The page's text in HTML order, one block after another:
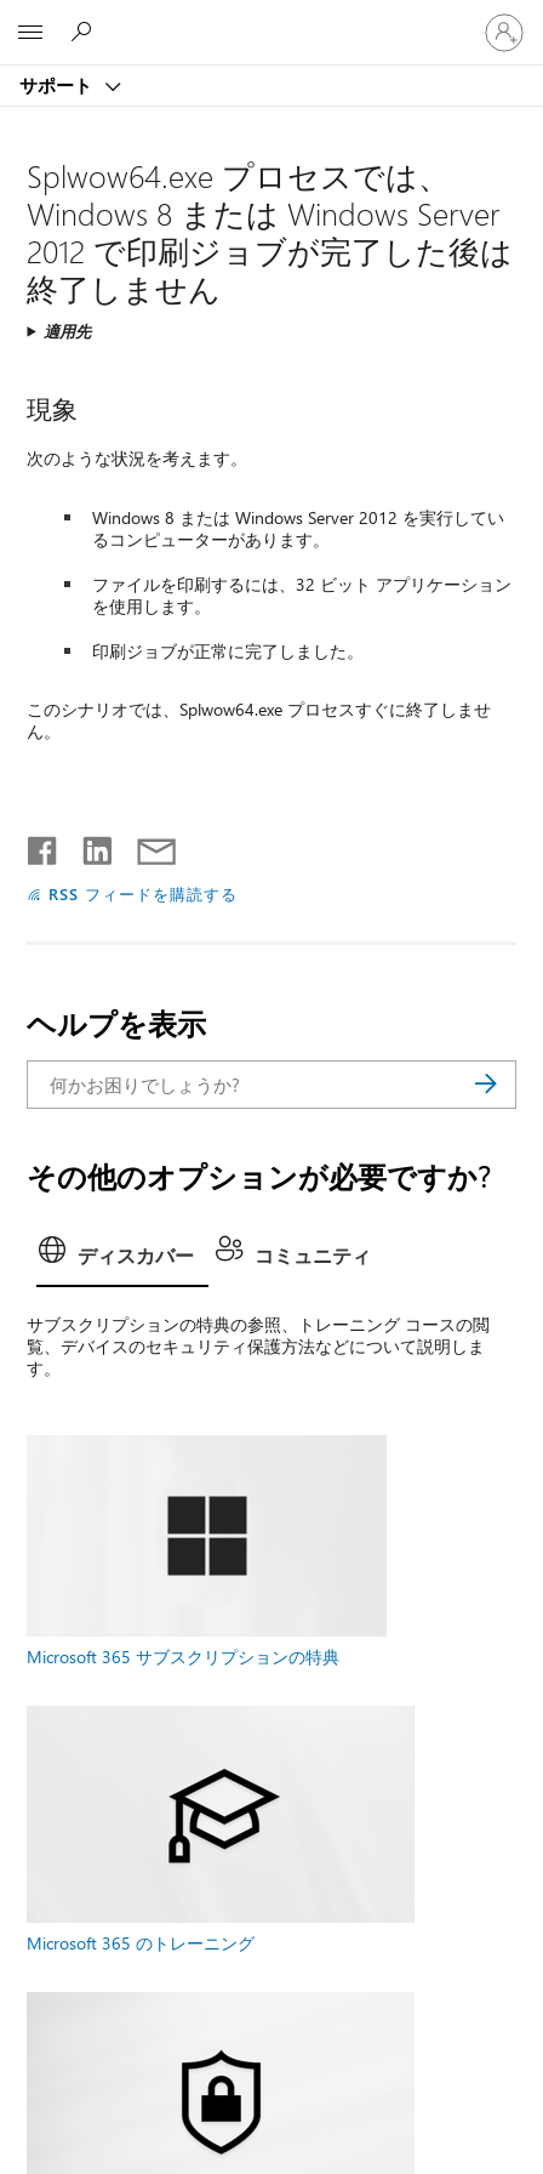
サポート
ア
カ
ウ
ン
イ
ン
Splwow64.exe プロセスでは、
Windows 8 または Windows Server
2012 で印刷ジョブが完了した後は
終了しません
適用先
現象
次のような状況を考えます。
Windows 8 または Windows Server 2012 を実行してい
るコンピューターがあります。
ファイルを印刷するには、32 ビット アプリケーション
を使用します。
印刷ジョブが正常に完了しました。
このシナリオでは、Splwow64.exe プロセスすぐに終了しませ
ん。
RSS フィードを購読する
ヘルプを表示
その他のオプションが必要ですか?
ディスカバー コミュニティ
サブスクリプションの特典の参照、トレーニング コースの閲
覧、デバイスのセキュリティ保護方法などについて説明しま
す。
Microsoft 365 サブスクリプションの特典
Microsoft 365 のトレーニング